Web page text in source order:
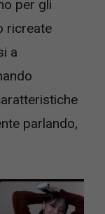
per gli
ricreate
a
parlando,